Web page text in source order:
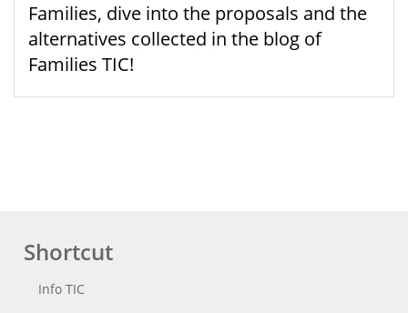
Families, dive into the proposals and the
alternatives collected in the blog of
Families TIC!
Shortcut
Info TIC